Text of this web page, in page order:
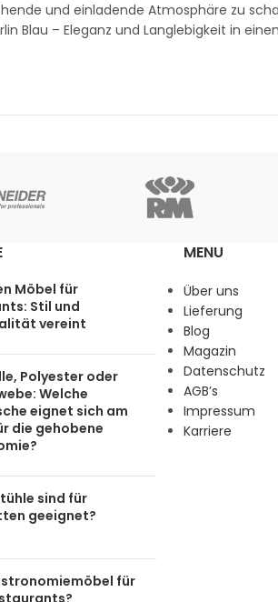
und einladende Atmosphäre zu
Blau – Eleganz und Langlebigkeit in
Möbel für
Stil und
vereint
Polyester oder
Welche
eignet sich am
die gehobene
sind für
geeignet?
für
MENU
Über uns
Lieferung
Blog
Magazin
Datenschutz
AGB’s
Impressum
Karriere